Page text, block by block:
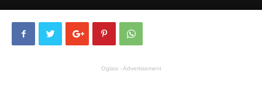
Oglasi - Advertisement